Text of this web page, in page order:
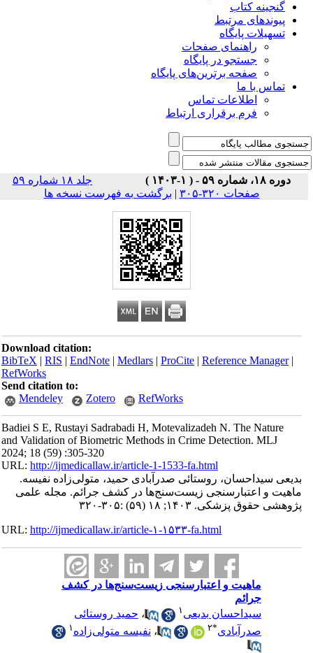
گنجینه کتاب
پیوندهای مرتبط
تسهیلات پایگاه
راهنمای صفحات
جستجو در پایگاه
صفحه برترین‌های پایگاه
تماس با ما
اطلاعات تماس
فرم برقراری ارتباط
دوره ۱۸، شماره ۵۹ - ( ۱-۱۴۰۳ )
جلد ۱۸ شماره ۵۹
صفحات ۳۲۰-۳۰۵
|برگشت به فهرست نسخه ها
Download citation:
BibTeX|RIS|EndNote|Medlars|ProCite|Reference Manager
RefWorks
Send citation to:
Mendeley
Zotero RefWorks
Badiei S E, Rustayi Sadrabadi H, Motevalizadeh N. The Nature
and Validation of Biometric Methods in Crime Detection. MLJ
2024; 18 (59) :305-320
URL:http://ijmedicallaw.ir/article-1-1533-fa.html
بدیعی سیداحسان، روستائی صدرآبادی حمید، متولی‌زاده نفیسه.
ماهیت و اعتبارسنجی زیست‌سنج‌ها در کشف جرائم. مجله علمی
پژوهشی حقوق پزشکی. ۱۴۰۳; ۱۸ (۵۹) :۳۰۵-۳۲۰
URL:http://ijmedicallaw.ir/article-۱-۱۵۳۳-fa.html
ماهیت و اعتبارسنجی زیست‌سنج‌ها در کشف
جرائم
سیداحسان بدیعی
،حمید روستائی
صدرآبادی
۲ ،نفیسه متولی‌زاده